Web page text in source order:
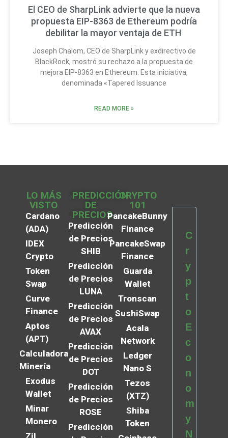
El CEO de SharpLink advierte que la nueva
propuesta EIP-8363 de Ethereum podría
debilitar la mayor ventaja de ETH
Joseph Chalom, CEO de SharpLink y exdirectivo de
BlackRock, mostró su rechazo a la propuesta de
mejora EIP-8363 en Ethereum. Esta iniciativa,
denominada «Tapered Issuance
READ MORE »
LO MÁS
VISTO
Cardano
(ADA)
IDEX
Crypto
Token
Swap
Curve
Finance
Aptos
(APT)
Calculadora
Minería
Exodus
Wallet
Minar
Monero
Zil
PREDICCIÓN
DE
PRECIOS
Predicción
de Precios
SHIB
Predicción
de Precios
LUNA
Predicción
de Precios
AVAX
Predicción
de Precios
DOT
Predicción
de Precios
ROSE
Predicción
CRYPTO
101
PancakeBunny
Finance
PancakeSwap
Finance
Guarda
Wallet
Tronscan
SushiSwap
Acala
Network
Ledger
Nano S
Tezos
(XTZ)
Shiba
Token
C
r
y
p
t
o
E
c
o
n
o
m
y
N